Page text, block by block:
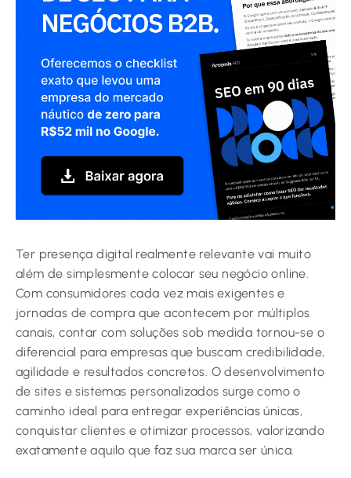
Ter presença digital realmente relevante vai muito
além de simplesmente colocar seu negócio online.
Com consumidores cada vez mais exigentes e
jornadas de compra que acontecem por múltiplos
canais, contar com soluções sob medida tornou-se o
diferencial para empresas que buscam credibilidade,
agilidade e resultados concretos. O desenvolvimento
de sites e sistemas personalizados surge como o
caminho ideal para entregar experiências únicas,
conquistar clientes e otimizar processos, valorizando
exatamente aquilo que faz sua marca ser única.